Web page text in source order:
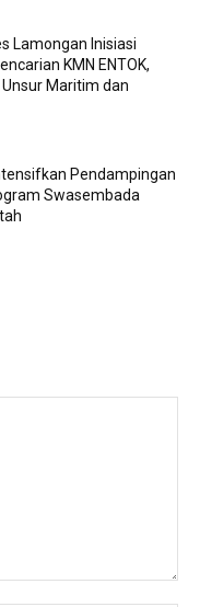
Lamongan Inisiasi
KMN ENTOK,
Maritim dan
Pendampingan
Swasembada